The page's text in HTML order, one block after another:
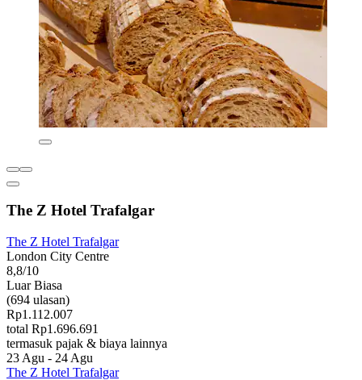
The Z Hotel Trafalgar
The Z Hotel Trafalgar
London City Centre
8,8/10
Luar Biasa
(694 ulasan)
Rp1.112.007
total Rp1.696.691
termasuk pajak & biaya lainnya
23 Agu - 24 Agu
The Z Hotel Trafalgar